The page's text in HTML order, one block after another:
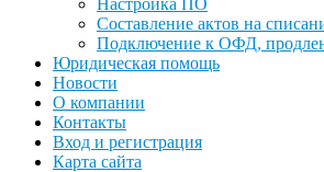
Настройка ПО
Составление актов на
Подключение к ОФД,
Юридическая помощь
Новости
О компании
Контакты
Вход и регистрация
Карта сайта